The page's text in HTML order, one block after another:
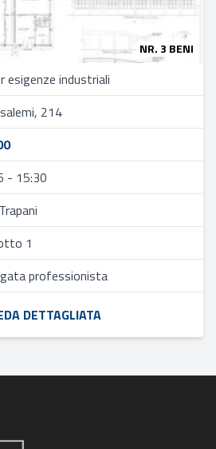
NR. 3 BENI
esigenze industriali
214
- 15:30
1
professionista
DETTAGLIATA